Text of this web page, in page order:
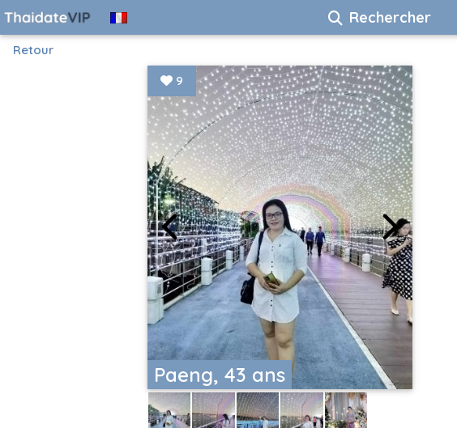
Rechercher
Retour
Paeng, 43 ans
9